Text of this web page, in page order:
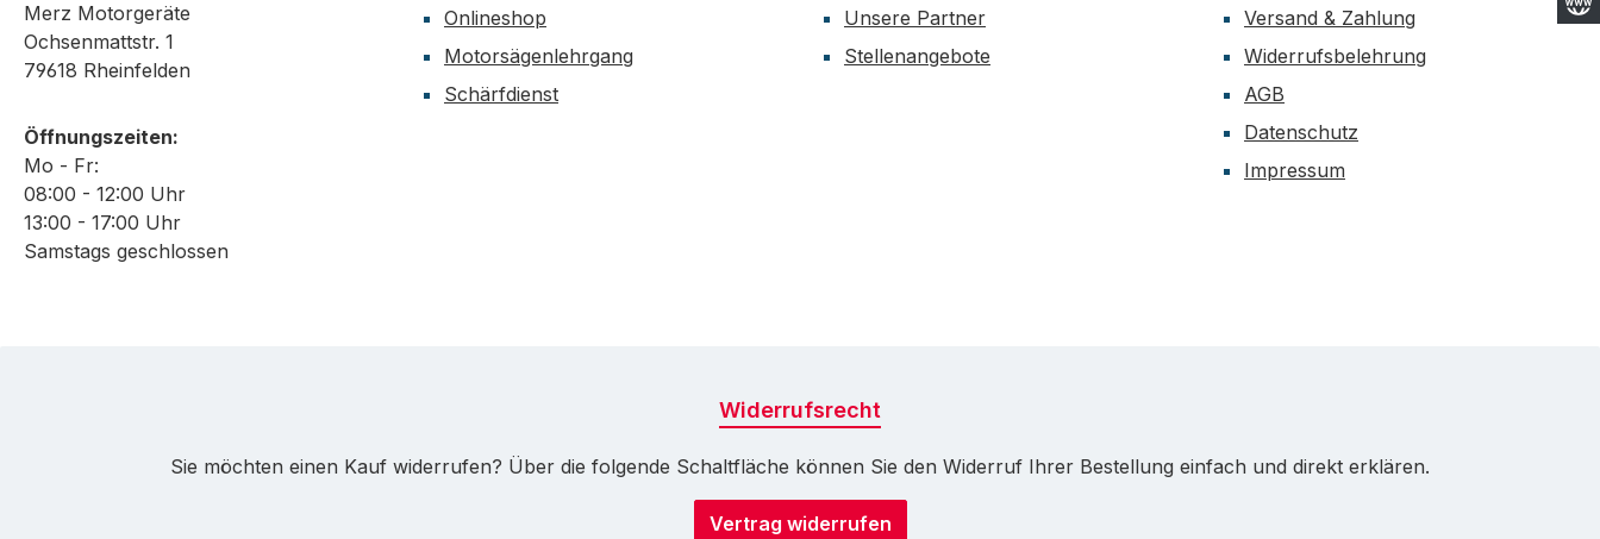
Merz Motorgeräte
Ochsenmattstr. 1
79618 Rheinfelden
Öffnungszeiten:
Mo - Fr:
08:00 - 12:00 Uhr
13:00 - 17:00 Uhr
Samstags geschlossen
Onlineshop
Motorsägenlehrgang
Schärfdienst
Unsere Partner
Stellenangebote
Versand & Zahlung
Widerrufsbelehrung
AGB
Datenschutz
Impressum
Widerrufsrecht
Sie möchten einen Kauf widerrufen? Über die folgende Schaltfläche können Sie den Widerruf Ihrer Bestellung einfach und direkt erklären.
Vertrag widerrufen